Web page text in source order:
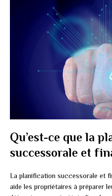
Qu’est-ce que la
successorale et
La planification successorale et
aide les propriétaires à préparer